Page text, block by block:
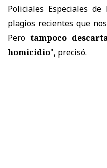
Policiales Especiales
plagios recientes que
Pero tampoco
homicidio", precisó.